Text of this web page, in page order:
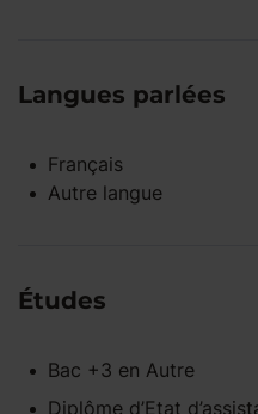
Langues parlées
Français
Autre langue
Études
Bac +3 en Autre
Diplôme d’Etat